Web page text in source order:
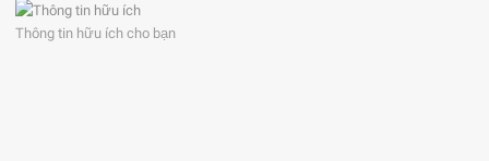
Thông tin hữu ích cho bạn